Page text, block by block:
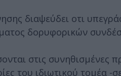
διαψεύδει οτι
δορυφορικών
στις συνηθισμένες
του ιδιωτικού τομέα